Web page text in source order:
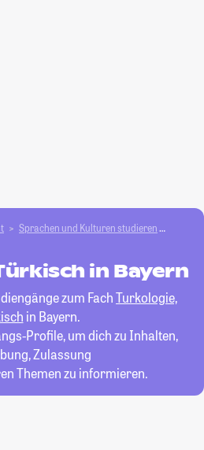
Sprachen und Kulturen studieren
in Bayern
zum FachTurkologie,
in Bayern.
Profile, um dich zu Inhalten,
Zulassung
Themen zu informieren.